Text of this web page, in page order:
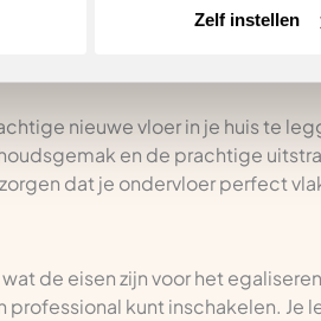
Zelf instellen
nieuwe vloer in je huis te
en de prachtige
dat je ondervloer perfect
de eisen zijn voor het
kunt inschakelen. Je